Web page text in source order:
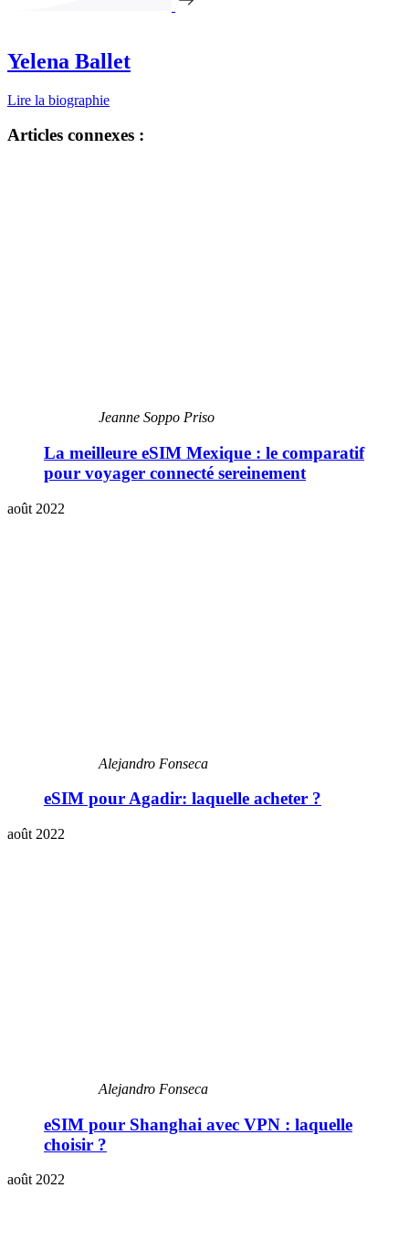
Yelena Ballet
Lire la biographie
Articles connexes :
Jeanne Soppo Priso
La meilleure eSIM Mexique : le comparatif
pour voyager connecté sereinement
août 2022
Alejandro Fonseca
eSIM pour Agadir: laquelle acheter ?
août 2022
Alejandro Fonseca
eSIM pour Shanghai avec VPN : laquelle
choisir ?
août 2022